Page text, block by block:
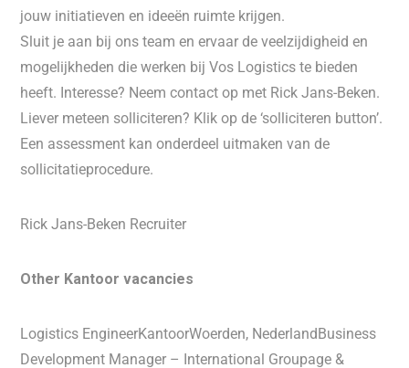
jouw initiatieven en ideeën ruimte krijgen.
Sluit je aan bij ons team en ervaar de veelzijdigheid en
mogelijkheden die werken bij Vos Logistics te bieden
heeft. Interesse? Neem contact op met Rick Jans-Beken.
Liever meteen solliciteren? Klik op de ‘solliciteren button’​.
Een assessment kan onderdeel uitmaken van de
sollicitatieprocedure​.​
Rick Jans-Beken Recruiter
Other Kantoor vacancies
Logistics EngineerKantoorWoerden, NederlandBusiness
Development Manager – International Groupage &